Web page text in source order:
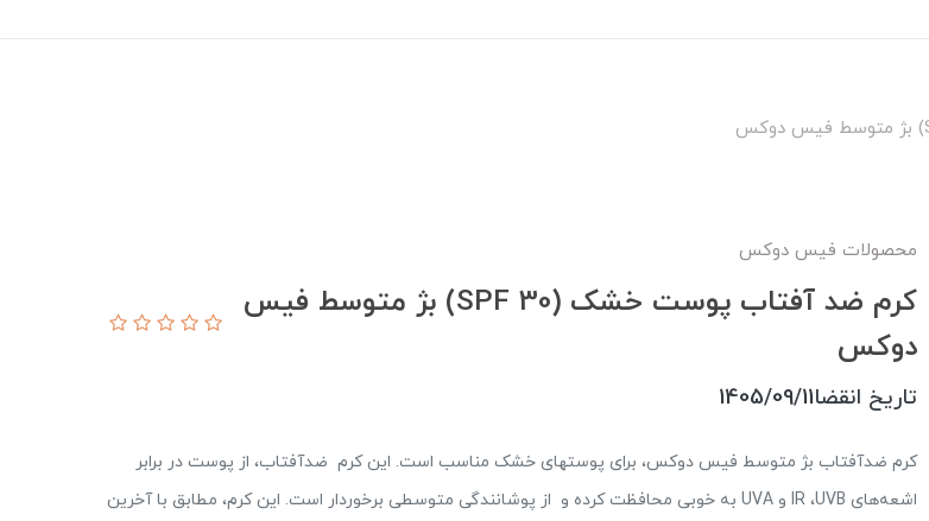
محصولات فیس دوکس
کرم ضد آفتاب پوست خشک (SPF 30) بژ متوسط فیس
دوکس
تاریخ انقضا1405/09/11
کرم ضد‌آفتاب بژ متوسط فیس دوکس، برای پوستهای خشک مناسب است. این کرم ضد‌آفتاب، از پوست در برابر
اشعه‌های IR ،UVB و UVA به خوبی محافظت کرده و از پوشانندگی متوسطی برخوردار است. این کرم، مطابق با آخرین